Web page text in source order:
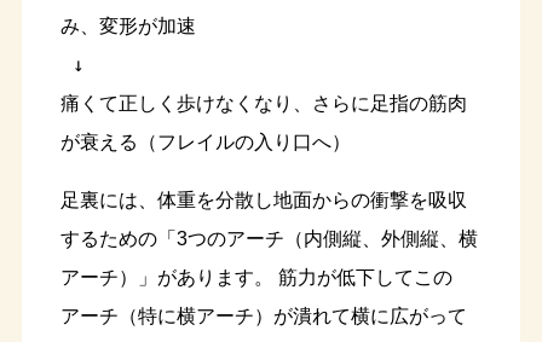
み、変形が加速
痛くて正しく歩けなくなり、さらに足指の筋肉
足裏には、体重を分散し地面からの衝撃を吸収
するための「3つのアーチ（内側縦、外側縦、横
アーチ）」があります。 筋力が低下してこの
アーチ（特に横アーチ）が潰れて横に広がって